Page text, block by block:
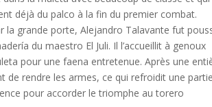
déjà du palco à la fin du premier combat.
la grande porte, Alejandro Talavante fut
du maestro El Juli. Il l’accueillit à genoux
pour une faena entretenue. Après une
de rendre les armes, ce qui refroidit une
pour accorder le triomphe au torero